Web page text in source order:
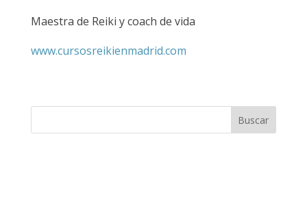
Maestra de Reiki y coach de vida
www.cursosreikienmadrid.com